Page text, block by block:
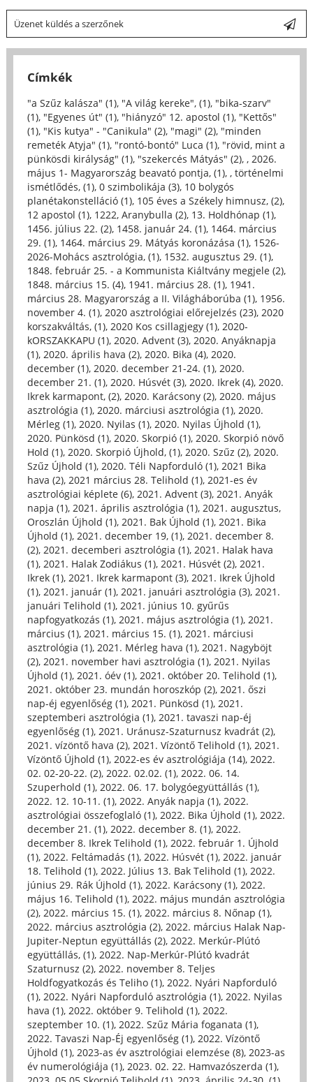
Üzenet küldés a szerzőnek
Címkék
"a Szűz kalásza" (1), "A világ kereke", (1), "bika-szarv"
(1), "Egyenes út" (1), "hiányzó" 12. apostol (1), "Kettős"
(1), "Kis kutya" - "Canikula" (2), "magi" (2), "minden
remeték Atyja" (1), "rontó-bontó" Luca (1), "rövid, mint a
pünkösdi királyság" (1), "szekercés Mátyás" (2), , 2026.
május 1- Magyarország beavató pontja, (1), , történelmi
ismétlődés, (1), 0 szimbolikája (3), 10 bolygós
planétakonstelláció (1), 105 éves a Székely himnusz, (2),
12 apostol (1), 1222, Aranybulla (2), 13. Holdhónap (1),
1456. július 22. (2), 1458. január 24. (1), 1464. március
29. (1), 1464. március 29. Mátyás koronázása (1), 1526-
2026-Mohács asztrológia, (1), 1532. augusztus 29. (1),
1848. február 25. - a Kommunista Kiáltvány megjele (2),
1848. március 15. (4), 1941. március 28. (1), 1941.
március 28. Magyarország a II. Világháborúba (1), 1956.
november 4. (1), 2020 asztrológiai előrejelzés (23), 2020
korszakváltás, (1), 2020 Kos csillagjegy (1), 2020-
kORSZAKKAPU (1), 2020. Advent (3), 2020. Anyáknapja
(1), 2020. április hava (2), 2020. Bika (4), 2020.
december (1), 2020. december 21-24. (1), 2020.
december 21. (1), 2020. Húsvét (3), 2020. Ikrek (4), 2020.
Ikrek karmapont, (2), 2020. Karácsony (2), 2020. május
asztrológia (1), 2020. márciusi asztrológia (1), 2020.
Mérleg (1), 2020. Nyilas (1), 2020. Nyilas Újhold (1),
2020. Pünkösd (1), 2020. Skorpió (1), 2020. Skorpió növő
Hold (1), 2020. Skorpió Újhold, (1), 2020. Szűz (2), 2020.
Szűz Újhold (1), 2020. Téli Napforduló (1), 2021 Bika
hava (2), 2021 március 28. Telihold (1), 2021-es év
asztrológiai képlete (6), 2021. Advent (3), 2021. Anyák
napja (1), 2021. április asztrológia (1), 2021. augusztus,
Oroszlán Újhold (1), 2021. Bak Újhold (1), 2021. Bika
Újhold (1), 2021. december 19, (1), 2021. december 8.
(2), 2021. decemberi asztrológia (1), 2021. Halak hava
(1), 2021. Halak Zodiákus (1), 2021. Húsvét (2), 2021.
Ikrek (1), 2021. Ikrek karmapont (3), 2021. Ikrek Újhold
(1), 2021. január (1), 2021. januári asztrológia (3), 2021.
januári Telihold (1), 2021. június 10. gyűrűs
napfogyatkozás (1), 2021. május asztrológia (1), 2021.
március (1), 2021. március 15. (1), 2021. márciusi
asztrológia (1), 2021. Mérleg hava (1), 2021. Nagyböjt
(2), 2021. november havi asztrológia (1), 2021. Nyilas
Újhold (1), 2021. óév (1), 2021. október 20. Telihold (1),
2021. október 23. mundán horoszkóp (2), 2021. őszi
nap-éj egyenlőség (1), 2021. Pünkösd (1), 2021.
szeptemberi asztrológia (1), 2021. tavaszi nap-éj
egyenlőség (1), 2021. Uránusz-Szaturnusz kvadrát (2),
2021. vízöntő hava (2), 2021. Vízöntő Telihold (1), 2021.
Vízöntő Újhold (1), 2022-es év asztrológiája (14), 2022.
02. 02-20-22. (2), 2022. 02.02. (1), 2022. 06. 14.
Szuperhold (1), 2022. 06. 17. bolygóegyüttállás (1),
2022. 12. 10-11. (1), 2022. Anyák napja (1), 2022.
asztrológiai összefoglaló (1), 2022. Bika Újhold (1), 2022.
december 21. (1), 2022. december 8. (1), 2022.
december 8. Ikrek Telihold (1), 2022. február 1. Újhold
(1), 2022. Feltámadás (1), 2022. Húsvét (1), 2022. január
18. Telihold (1), 2022. Július 13. Bak Telihold (1), 2022.
június 29. Rák Újhold (1), 2022. Karácsony (1), 2022.
május 16. Telihold (1), 2022. május mundán asztrológia
(2), 2022. március 15. (1), 2022. március 8. Nőnap (1),
2022. március asztrológia (2), 2022. március Halak Nap-
Jupiter-Neptun együttállás (2), 2022. Merkúr-Plútó
együttállás, (1), 2022. Nap-Merkúr-Plútó kvadrát
Szaturnusz (2), 2022. november 8. Teljes
Holdfogyatkozás és Teliho (1), 2022. Nyári Napforduló
(1), 2022. Nyári Napforduló asztrológia (1), 2022. Nyilas
hava (1), 2022. október 9. Telihold (1), 2022.
szeptember 10. (1), 2022. Szűz Mária foganata (1),
2022. Tavaszi Nap-Éj egyenlőség (1), 2022. Vízöntő
Újhold (1), 2023-as év asztrológiai elemzése (8), 2023-as
év numerológiája (1), 2023. 02. 22. Hamvazószerda (1),